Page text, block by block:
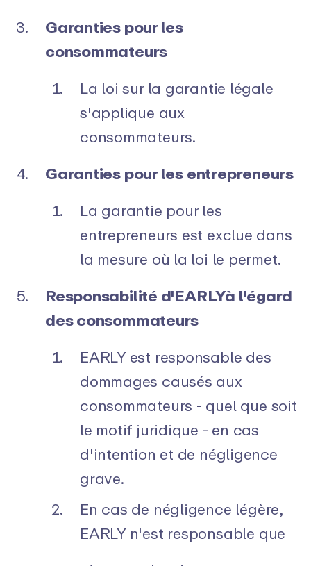
Garanties pour les
consommateurs
La loi sur la garantie légale
s'applique aux
consommateurs.
Garanties pour les entrepreneurs
La garantie pour les
entrepreneurs est exclue dans
la mesure où la loi le permet.
Responsabilité d'EARLYà l'égard
des consommateurs
EARLY est responsable des
dommages causés aux
consommateurs - quel que soit
le motif juridique - en cas
d'intention et de négligence
grave.
En cas de négligence légère,
EARLY n'est responsable que